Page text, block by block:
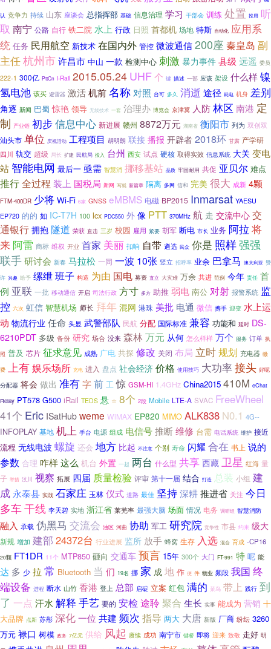
认 竞争力 持续 山东 座谈会 总指挥部 基础 信息治理 学习 干部会 训练 处置 投用 听
取 南宁 公路 自行 铁二院 水上 行政 日照 首都机 场地 特斯 自动化 应用系
统 任务 民用航空 新技术 在国内外 管控 微波通信200座 秦皇岛 副
主任杭州市许昌市 中山 一款 检测中心 刺激 暴力事件 县级 远遥 委员
222-1 300亿 PttCn i-Rail 2015.05.24 UHF个 键 描述 一部 应该 架设 什么样镍
氢电池 该买 避雷器 激活机前名称 对照 台可 多久 消逝 途径 耗电 机身 差别
角逐 新闻 巴蜀 惊艳 领导 无线技术 一套 治理办 博览会 京津冀 人防林区 南港 定
制 产业链 初步信息中心 新进展 赣州 8872万元 湖南省 衡阳市 列为 双创双
汕头市 单位 庆祝活动 工程项目 胡明朗 联接 播报 开辟者 2018环 甘肃 产学研
四川 轨交 超级 局长 扩建 民航局 投入 台州 西安 试点 硬核 取得实效 信息系统 大关 变电
站 智能电网 最后一 亟需 智慧消 挪移基站 品质 牢固耐用 共促 亚贝尔 难点
推行全过程 装上 国税局 新网 写就 新篇章 隔离 多网 信和 完美 很大 成新 4颗
FTM-400DR 少将 Wi-Fi 6家 GNSS eMBMS 电磁 BP2015 Inmarsat YAESU
EP720 的的 如 IC-T7H 100 lcx PDC550 外 像 PTT 370MHz 航 走 交流中心 交
通银行 拥抱 隧道 荣获 直击 三岁 校园 雇用 紧要 胡军 断电 市长 业务 阿拉 将
来 阿雷 商标 维权 开业 首家 美丽 扣响 自带 遴选 民众 你是 照样强强
联手研讨会 新春 马拉松 一同 一波 10张 竖立 招呼率 业余 巴拿马 澳大利亚 赞
许 兴趣 给予 缧绁班子 构造 为由 国电 募资 直立 大灾难 万余 共进 范例 今年 责任 首
例 亚联 一批 移动通信 开启 司法行政 方寸 多方 助推 弱电 南公 对射 报警系统 监
控 六次 虹信 智慧机场 师长 拜年 混网 港珠 美批 电通 微信 携手 迎变 水上运
动 物流行业 任命 头显 武警部队 民航 分配 国际标准 兼容 功能和 延时 DS-
6210PDT 多级 备份 研究 场合 没来 森林万元 从何 怎么样样 万个 服务 订单 执
照 普及 芯片 征求意见 成熟 广电 共探 修改 关闭 布局 立时规划 充电器 缴
费 上有娱乐场所 充电 进入 盘点 社会经济 价格 使用技巧 大功率接头 好呢
分配器 将会 做出 准有字前 工 惊 GSM-HI 1.4GHz China2015 410M eChat
Relay PT578 G500 iRail TEDS 悬 ☆ 8个 2段 Mobile LTE-A SVAC FreeWheel
41个 Eric ISatHub weme WiMAX EP820 MIMO ALK838 N0.1 4G--
INFOPLAY 基地 机上 手台 电源 组成 电信号推断维修 台需 电话系统 维护 接近
流程 无线电波 螺旋 还会 地方 比起 不注意 个别 寿命 闪耀 合在 书上 说的
参数 合理 咋样这么 机台 外置 一起 两台 什么型 共享 西藏 卫星 红海 量
子 举措 汶川 视察 拓展 四届 质量检验 评审 第十一届 结合 打造 总装 小组 建
成 永泰县 实战 石家庄 玉林 仪式 道路 最佳 坚持深耕推进省 关注 今日
多车干线 李天碧 实地 浙江省 莱芜率 最强大脑 场面 情况 电务 调研组 智慧消防
融入 承载 伪黑马 交流会 油区 河曲 协助 军工 研究院 竞争性 市县 约束 级大
新规 增加 建部 24372台 行业进展 监所 放手 蜂窝 生存 入选 混合 育成 -CP16
20颗 FT1DR 11个 MTP850 砸向 交通车 预言 15年 300个 大门 FT-991 特 呢 能
达 多 少 拉 常 Bluetooth 当 们 19名 挪 家 成 地 作 便 件 物业 频段 我国 终
端设备 进程 断水 山竹 香港 登上 总部 启碇 立案 红包 满的 菜鸟 带上 践行 到
了 一点 汗水 解释 手艺 要的 安检 途聆 聚合 生长 实事 能成为 营销 十
大品牌 点新 苏彤 深化一位 共建 频次 指导 两大 大唐 新版 厂商 纷纭 3260
万元 禄口 树模 政务 7亿元 供给 风起 赓续 成功 南宁市 键桥 即将 迎来 致敬 走好 明